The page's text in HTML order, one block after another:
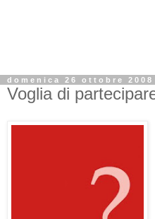
domenica 26 ottobre 2008
Voglia di